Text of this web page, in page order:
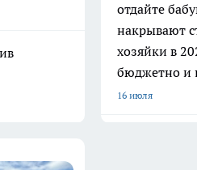
отдайте
накрывают
хозяйки в
бюджетно и
16 июля